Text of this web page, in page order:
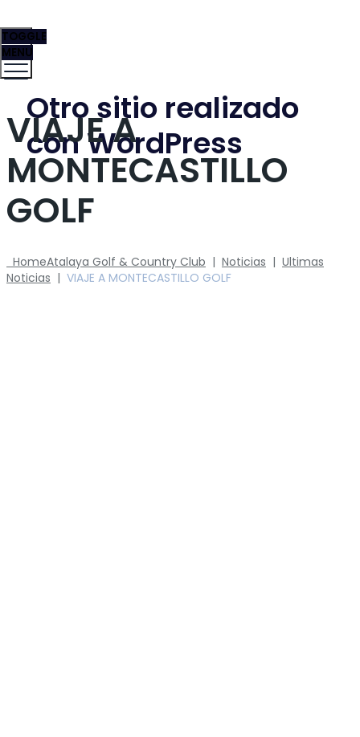
Otro sitio realizado
con WordPress
TOGGLE
MENU
VIAJE A
MONTECASTILLO
GOLF
HomeAtalaya Golf & Country Club | Noticias | Ultimas
Noticias | VIAJE A MONTECASTILLO GOLF